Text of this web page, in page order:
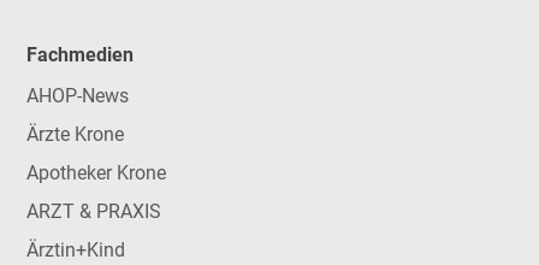
Fachmedien
AHOP-News
Ärzte Krone
Apotheker Krone
ARZT & PRAXIS
Ärztin+Kind